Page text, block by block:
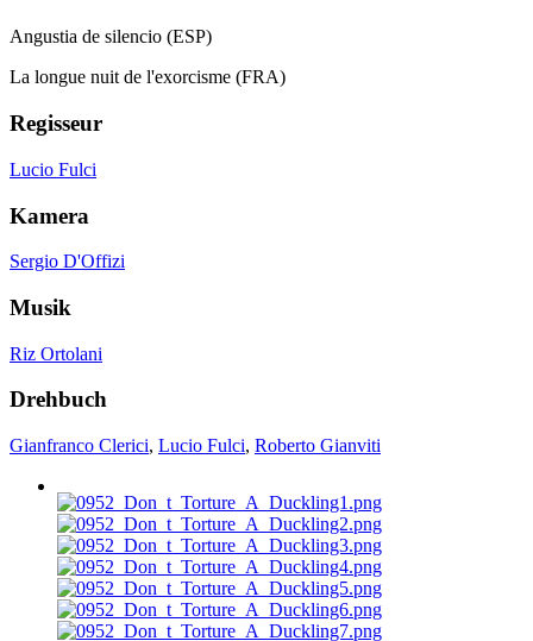
Angustia de silencio (ESP)
La longue nuit de l'exorcisme (FRA)
Regisseur
Lucio Fulci
Kamera
Sergio D'Offizi
Musik
Riz Ortolani
Drehbuch
Gianfranco Clerici, Lucio Fulci, Roberto Gianviti